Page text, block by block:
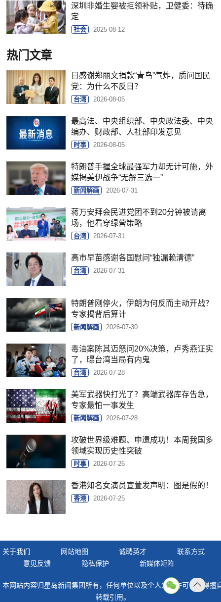
深圳非婚生婴被拒领补贴，卫健委：待确
定
社会 2025-08-12
热门文章
日感谢郑丽文捐款“青鸟”气炸，质问国民
党：为什么不反日？
台湾 2026-08-05
最高法、中央组织部、中央政法委、中央
编办、财政部、人社部印发意见
时事 2026-08-05
特朗普手握全球最强军力却无计可施，外
媒揭美伊战争“无解三选一”
新闻解画 2026-07-31
蒋万安拜会民进党团不到20分钟被请离
场，他看穿绿营策略
台湾 2026-07-31
高市早苗感谢各国慰问“独漏赖清德”
台湾 2026-07-31
特朗普刚停火，伊朗为何反而主动开战？
专家揭背后算计
新闻解画 2026-07-30
毒油案陈其迈怒问20%决策，卢秀燕证实
了，曝台湾当局有内鬼
台湾 2026-07-28
美军武器快打光了？高端武器库存告急，
专家最怕一事发生
新闻解画 2026-07-28
攻破世界级难题、申遗成功！本周我国多
领域实现历史性突破
时事 2026-07-26
香港知名女演员宣萱发声明：图是假的！
香港 2026-07-25
关于我们 网站地图 诚聘英才
联系方式
意见反馈
隐私保护 新媒体矩阵
本网站内容归星岛新闻集团所有，任何单位以及个人未经许可，不得擅
转载引用。